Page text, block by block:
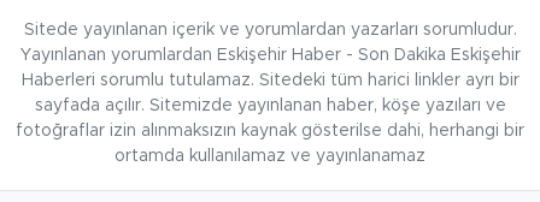
Sitede yayınlanan içerik ve yorumlardan yazarları sorumludur.
Yayınlanan yorumlardan Eskişehir Haber - Son Dakika Eskişehir
Haberleri sorumlu tutulamaz. Sitedeki tüm harici linkler ayrı bir
sayfada açılır. Sitemizde yayınlanan haber, köşe yazıları ve
fotoğraflar izin alınmaksızın kaynak gösterilse dahi, herhangi bir
ortamda kullanılamaz ve yayınlanamaz